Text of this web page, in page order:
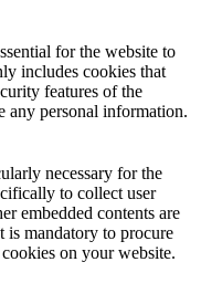
for the website to
includes cookies that
features of the
any personal information.
necessary for the
to collect user
embedded contents are
is mandatory to procure
on your website.